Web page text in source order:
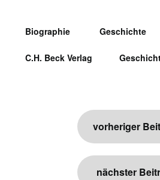
Biographie Geschichte
C.H. Beck Verlag
Beitragsnavigation
vorheriger
nächster